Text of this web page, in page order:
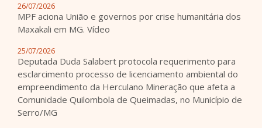
26/07/2026
MPF aciona União e governos por crise humanitária dos
Maxakali em MG. Vídeo
25/07/2026
Deputada Duda Salabert protocola requerimento para
esclarcimento processo de licenciamento ambiental do
empreendimento da Herculano Mineração que afeta a
Comunidade Quilombola de Queimadas, no Município de
Serro/MG